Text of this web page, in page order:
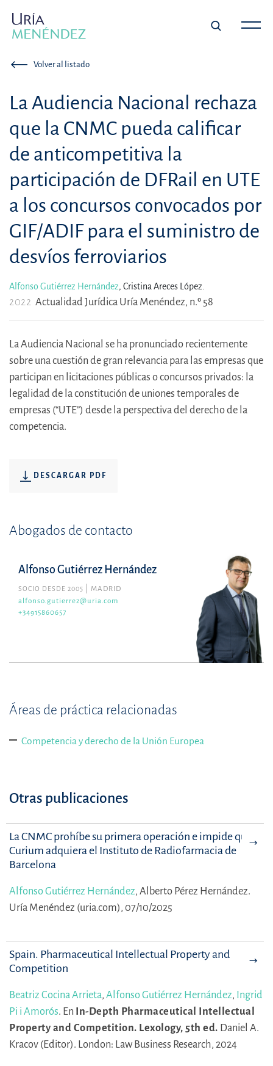
Volver al listado
La Audiencia Nacional rechaza
que la CNMC pueda calificar
de anticompetitiva la
participación de DFRail en UTE
a los concursos convocados por
GIF/ADIF para el suministro de
desvíos ferroviarios
Alfonso Gutiérrez Hernández, Cristina Areces López.
2022 Actualidad Jurídica Uría Menéndez, n.º 58
La Audiencia Nacional se ha pronunciado recientemente
sobre una cuestión de gran relevancia para las empresas que
participan en licitaciones públicas o concursos privados: la
legalidad de la constitución de uniones temporales de
empresas (“UTE”) desde la perspectiva del derecho de la
competencia.
DESCARGAR PDF
Abogados de contacto
Alfonso Gutiérrez Hernández
SOCIO DESDE 2005
MADRID
alfonso.gutierrez@uria.com
+34915860657
Áreas de práctica relacionadas
Competencia y derecho de la Unión Europea
Otras publicaciones
La CNMC prohíbe su primera operación e impide que
Curium adquiera el Instituto de Radiofarmacia de
Barcelona
Alfonso Gutiérrez Hernández, Alberto Pérez Hernández.
Uría Menéndez (uria.com), 07/10/2025
Spain. Pharmaceutical Intellectual Property and
Competition
Beatriz Cocina Arrieta, Alfonso Gutiérrez Hernández, Ingrid
Pi i Amorós. En In-Depth Pharmaceutical Intellectual
Property and Competition. Lexology, 5th ed. Daniel A.
Kracov (Editor). London: Law Business Research, 2024